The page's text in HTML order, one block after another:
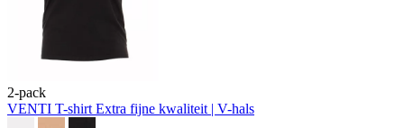
2-pack
VENTI T-shirt Extra fijne kwaliteit | V-hals